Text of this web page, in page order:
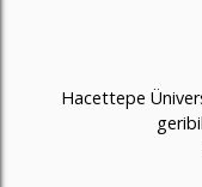
Hacettepe